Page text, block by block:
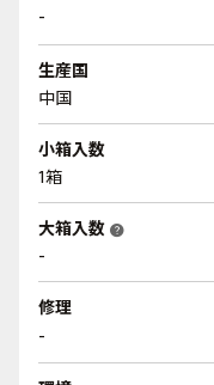
-
生産国
中国
小箱入数
1箱
大箱入数 help
-
修理
-